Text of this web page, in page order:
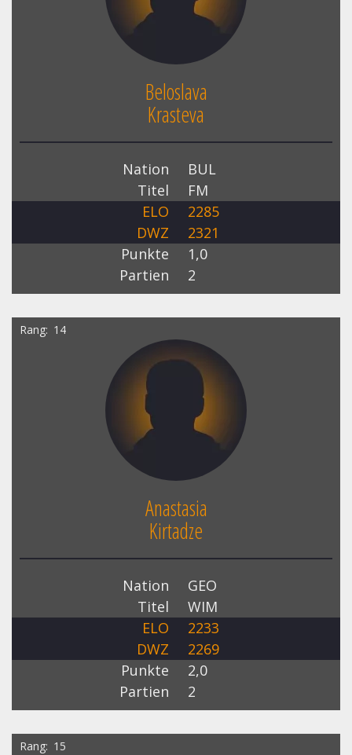
Beloslava
Krasteva
Nation
BUL
Titel
FM
ELO
2285
DWZ
2321
Punkte
1,0
Partien
2
Rang 14
Anastasia
Kirtadze
Nation
GEO
Titel
WIM
ELO
2233
DWZ
2269
Punkte
2,0
Partien
2
Rang 15